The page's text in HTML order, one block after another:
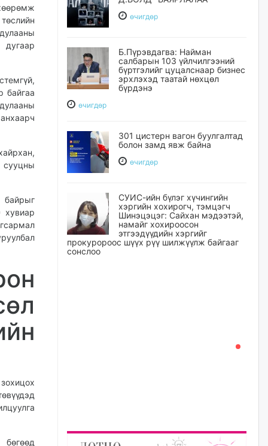
байгаа
сууцны
байрыг
өчигдѳр
Б.Пүрэвдагва: Найман
салбарын 103 үйлчилгээний
бүртгэлийг цуцалснаар бизнес
эрхлэхэд таатай нөхцөл
бүрдэнэ
өчигдѳр
301 цистерн вагон буулгалтад
болон замд явж байна
өчигдѳр
СУИС-ийн бүлэг хүчингийн
хэргийн хохирогч, тэмцэгч
Шинэцэцэг: Сайхан мэдээтэй,
намайг хохироосон
этгээдүүдийн хэргийг
прокуророос шүүх рүү шилжүүлж байгааг
сонслоо